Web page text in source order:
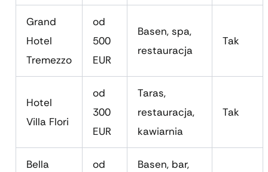
Grand
Hotel
Tremezzo
od
500
EUR
Basen, spa,
restauracja
Tak
Hotel
Villa Flori
od
300
EUR
Taras,
restauracja,
kawiarnia
Tak
Bella
od
Basen, bar,